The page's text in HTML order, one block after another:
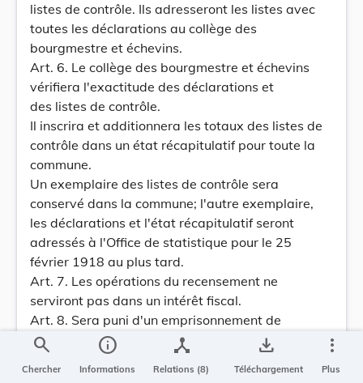
listes de contrôle. Ils adresseront les listes avec
toutes les déclarations au collège des
bourgmestre et échevins.
Art. 6. Le collège des bourgmestre et échevins
vérifiera l'exactitude des déclarations et
des listes de contrôle.
Il inscrira et additionnera les totaux des listes de
contrôle dans un état récapitulatif pour toute la
commune.
Un exemplaire des listes de contrôle sera
conservé dans la commune; l'autre exemplaire,
les déclarations et l'état récapitulatif seront
adressés à l'Office de statistique pour le 25
février 1918 au plus tard.
Art. 7. Les opérations du recensement ne
serviront pas dans un intérêt fiscal.
Art. 8. Sera puni d'un emprisonnement de
huit jours à trois ans et d'une amende de 26 fr.
à 3000 fr., ou d'une de ces peines seulement,
quiconque omettra de faire la déclaration dans le
search
Chercher
info
Informations
device_hub
Relations (8)
save_alt
Téléchargement
more_vert
Plus